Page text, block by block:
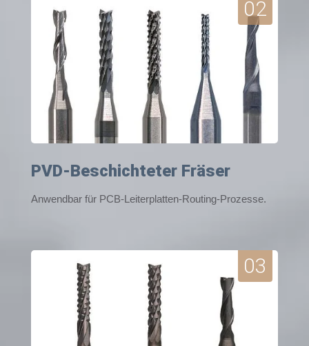
02
PVD-Beschichteter Fräser
Anwendbar für PCB-Leiterplatten-Routing-Prozesse.
03